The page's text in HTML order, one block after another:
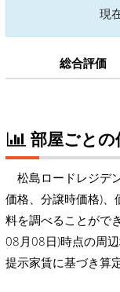
現
総合評価
部屋ごとの
松島ロードレジデ
価格、分譲時価格)、
料を調べることがで
08月08日)時点の周
提示家賃に基づき算